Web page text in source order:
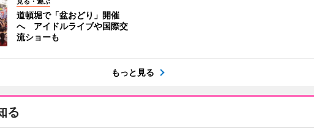
道頓堀で「盆おどり」開催
へ アイドルライブや国際交
流ショーも
もっと見る
る